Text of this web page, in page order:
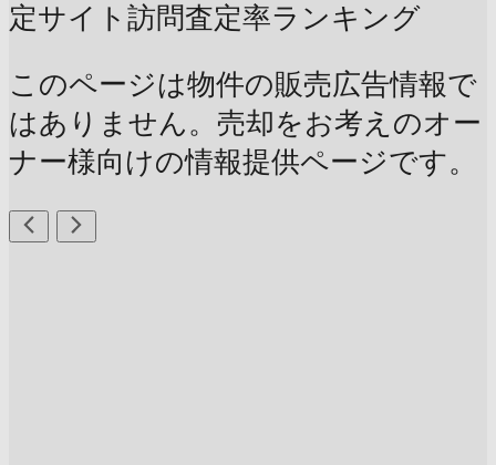
定サイト訪問査定率ランキング
このページは物件の販売広告情報で
はありません。売却をお考えのオー
ナー様向けの情報提供ページです。